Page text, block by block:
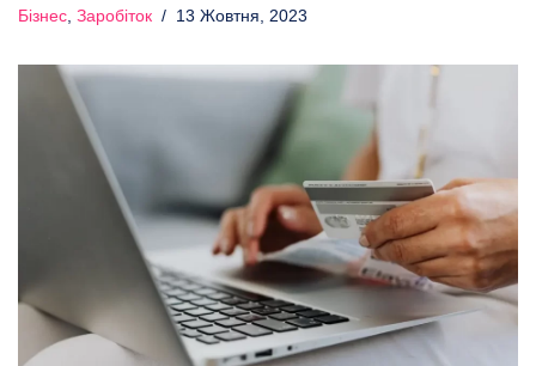
Бізнес Заробіток 13 Жовтня, 2023